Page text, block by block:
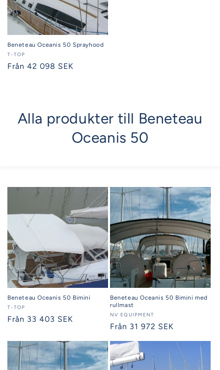
Beneteau Oceanis 50 Sprayhood
Säljare:
T-TOP
Ordinarie
Från 42 098 SEK
Alla produkter till Beneteau
Oceanis 50
Beneteau Oceanis 50 Bimini
Säljare:
T-TOP
Ordinarie
Från 33 403 SEK
Beneteau Oceanis 50 Bimini med
rullmast
Säljare:
NV EQUIPMENT
Ordinarie
Från 31 972 SEK